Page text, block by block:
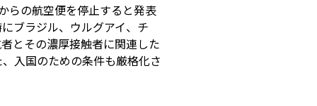
らの航空便を停止すると発表
ブラジル、ウルグアイ、チ
とその濃厚接触者に関連した
入国のための条件も厳格化さ